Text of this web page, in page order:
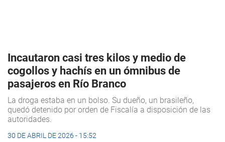
Incautaron casi tres kilos y medio de
cogollos y hachís en un ómnibus de
pasajeros en Río Branco
La droga estaba en un bolso. Su dueño, un brasileño,
quedó detenido por orden de Fiscalía a disposición de las
autoridades.
30 DE ABRIL DE 2026 - 15:52